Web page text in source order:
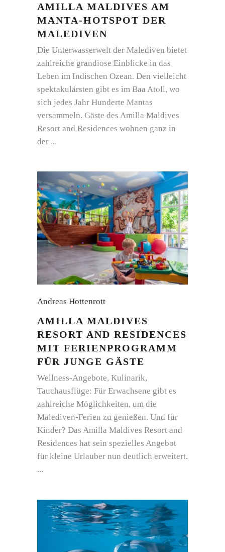
AMILLA MALDIVES AM
MANTA-HOTSPOT DER
MALEDIVEN
Die Unterwasserwelt der Malediven bietet
zahlreiche grandiose Einblicke in das
Leben im Indischen Ozean. Den vielleicht
spektakulärsten gibt es im Baa Atoll, wo
sich jedes Jahr Hunderte Mantas
versammeln. Gäste des Amilla Maldives
Resort and Residences wohnen ganz in
der
Andreas Hottenrott
AMILLA MALDIVES
RESORT AND RESIDENCES
MIT FERIENPROGRAMM
FÜR JUNGE GÄSTE
Wellness-Angebote, Kulinarik,
Tauchausflüge: Für Erwachsene gibt es
zahlreiche Möglichkeiten, um die
Malediven-Ferien zu genießen. Und für
Kinder? Das Amilla Maldives Resort and
Residences hat sein spezielles Angebot
für kleine Urlauber nun deutlich erweitert.